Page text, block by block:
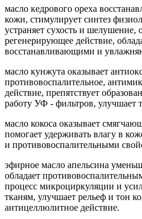
масло кедрового ореха
кожи, стимулирует синтез
устраняет сухость и шелушение,
регенерирующее действие,
восстанавливающими и
масло кунжута оказывает
противовоспалительное,
действие, препятствует
работу УФ - фильтров, улучшает
масло кокоса оказывает
помогает удерживать влагу в
и противовоспалительными
эфирное масло апельсина
обладает
процесс микроциркуляции и
тканям, улучшает рельеф и тон
антицеллюлитное действие.